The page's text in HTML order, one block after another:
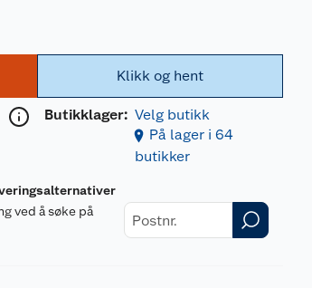
Klikk og hent
Butikklager: Velg butikk
På lager i 64
butikker
ved å søke på